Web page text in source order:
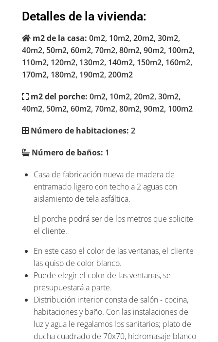
Detalles de la vivienda:
m2 de la casa: 0m2, 10m2, 20m2, 30m2,
40m2, 50m2, 60m2, 70m2, 80m2, 90m2, 100m2,
110m2, 120m2, 130m2, 140m2, 150m2, 160m2,
170m2, 180m2, 190m2, 200m2
m2 del porche: 0m2, 10m2, 20m2, 30m2,
40m2, 50m2, 60m2, 70m2, 80m2, 90m2, 100m2
Número de habitaciones: 2
Número de baños: 1
Casa de fabricación nueva de madera de
entramado ligero con techo a 2 aguas con
aislamiento de tela asfáltica.
El porche podrá ser de los metros que solicite
el cliente.
En este caso el color de las ventanas, el cliente
las quiso de color blanco.
Puede elegir el color de las ventanas, se
presupuestará a parte.
Distribución interior consta de salón - cocina,
habitaciones y baño. Con las instalaciones de
luz y agua le regalamos los sanitarios; plato de
ducha cuadrado de 70x70, hidromasaje blanco